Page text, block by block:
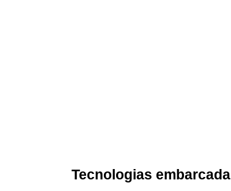
Tecnologias embarcada